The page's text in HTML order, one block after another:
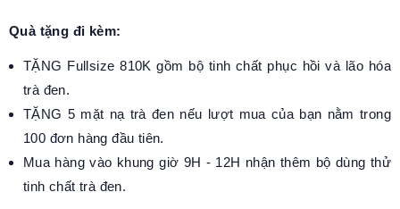
Quà tặng đi kèm:
TẶNG Fullsize 810K gồm bộ tinh chất phục hồi và lão hóa
trà đen.
TẶNG 5 mặt nạ trà đen nếu lượt mua của bạn nằm trong
100 đơn hàng đầu tiên.
Mua hàng vào khung giờ 9H - 12H nhận thêm bộ dùng thử
tinh chất trà đen.